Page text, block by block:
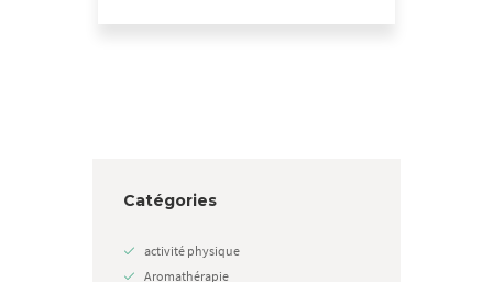
Catégories
activité physique
Aromathérapie